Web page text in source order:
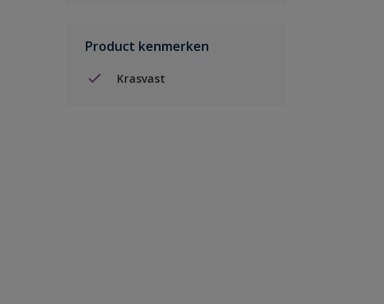
Product kenmerken
Krasvast